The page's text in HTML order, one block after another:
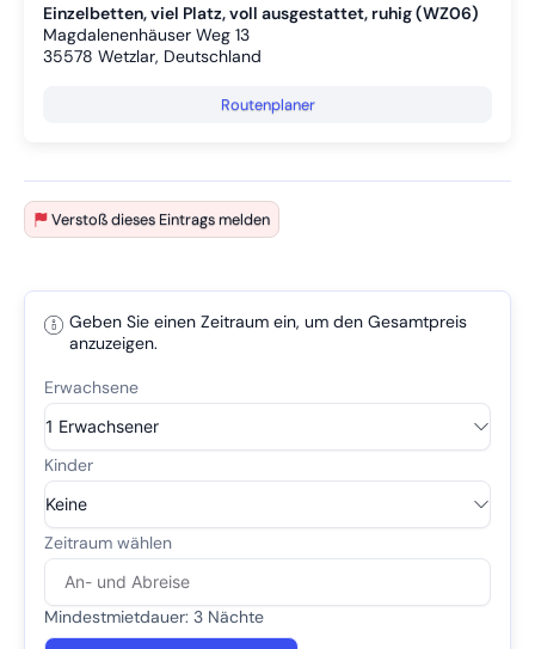
Einzelbetten, viel Platz, voll ausgestattet, ruhig (WZ06)
Magdalenenhäuser Weg 13
35578 Wetzlar, Deutschland
Routenplaner
Verstoß dieses Eintrags melden
Geben Sie einen Zeitraum ein, um den Gesamtpreis
anzuzeigen.
Mindestmietdauer: 3 Nächte